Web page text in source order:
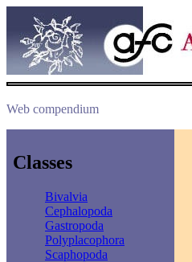
Web compendium
Classes
Bivalvia
Cephalopoda
Gastropoda
Polyplacophora
Scaphopoda